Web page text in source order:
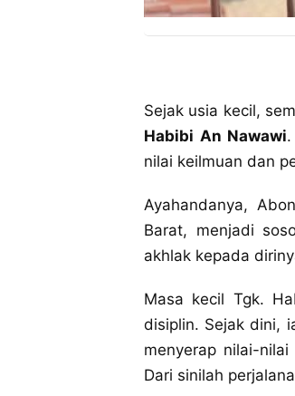
Sejak usia kecil,
Habibi An Nawawi
nilai keilmuan dan
Ayahandanya,
Barat, menjadi
akhlak kepada
Masa kecil Tgk.
disiplin. Sejak dini,
menyerap nilai-
Dari sinilah